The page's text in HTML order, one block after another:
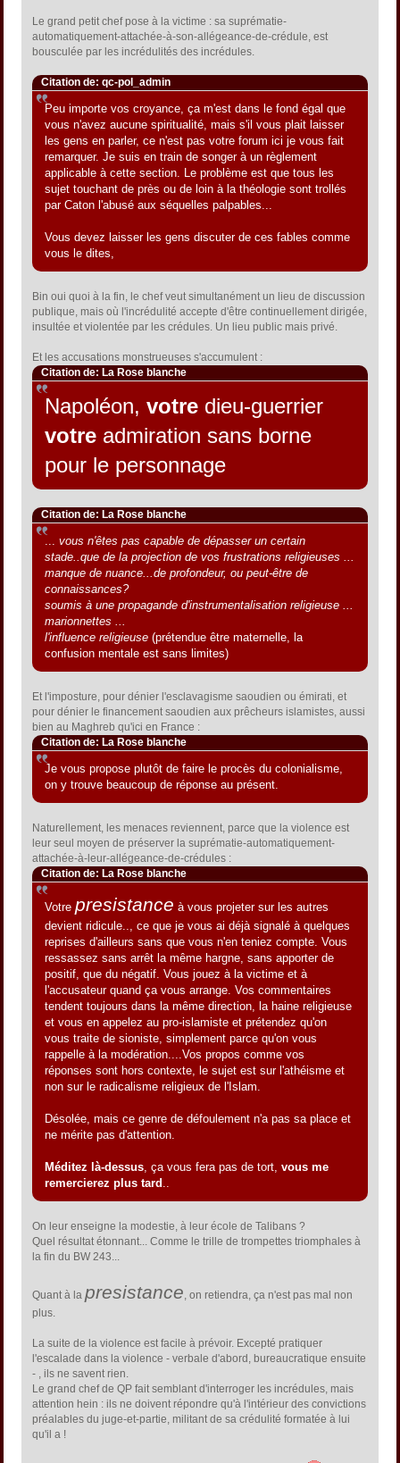
Le grand petit chef pose à la victime : sa suprématie-
automatiquement-attachée-à-son-allégeance-de-crédule, est
bousculée par les incrédulités des incrédules.
Citation de: qc-pol_admin
Peu importe vos croyance, ça m'est dans le fond égal que
vous n'avez aucune spiritualité, mais s'il vous plait laisser
les gens en parler, ce n'est pas votre forum ici je vous fait
remarquer. Je suis en train de songer à un règlement
applicable à cette section. Le problème est que tous les
sujet touchant de près ou de loin à la théologie sont trollés
par Caton l'abusé aux séquelles palpables...
Vous devez laisser les gens discuter de ces fables comme
vous le dites,
Bin oui quoi à la fin, le chef veut simultanément un lieu de discussion
publique, mais où l'incrédulité accepte d'être continuellement dirigée,
insultée et violentée par les crédules. Un lieu public mais privé.
Et les accusations monstrueuses s'accumulent :
Citation de: La Rose blanche
Napoléon,votre dieu-guerrier
votre admiration sans borne
pour le personnage
Citation de: La Rose blanche
...vous n'êtes pas capable de dépasser un certain
stade..que de la projection de vos frustrations religieuses ...
manque de nuance...de profondeur, ou peut-être de
connaissances?
soumis à une propagande d'instrumentalisation religieuse ...
marionnettes ...
l'influence religieuse(prétendue être maternelle, la
confusion mentale est sans limites)
Et l'imposture, pour dénier l'esclavagisme saoudien ou émirati, et
pour dénier le financement saoudien aux prêcheurs islamistes, aussi
bien au Maghreb qu'ici en France :
Citation de: La Rose blanche
Je vous propose plutôt de faire le procès du colonialisme,
on y trouve beaucoup de réponse au présent.
Naturellement, les menaces reviennent, parce que la violence est
leur seul moyen de préserver la suprématie-automatiquement-
attachée-à-leur-allégeance-de-crédules :
Citation de: La Rose blanche
Votrepresistance à vous projeter sur les autres
devient ridicule.., ce que je vous ai déjà signalé à quelques
reprises d'ailleurs sans que vous n'en teniez compte. Vous
ressassez sans arrêt la même hargne, sans apporter de
positif, que du négatif. Vous jouez à la victime et à
l'accusateur quand ça vous arrange. Vos commentaires
tendent toujours dans la même direction, la haine religieuse
et vous en appelez au pro-islamiste et prétendez qu'on
vous traite de sioniste, simplement parce qu'on vous
rappelle à la modération....Vos propos comme vos
réponses sont hors contexte, le sujet est sur l'athéisme et
non sur le radicalisme religieux de l'Islam.
Désolée, mais ce genre de défoulement n'a pas sa place et
ne mérite pas d'attention.
Méditez là-dessus, ça vous fera pas de tort,vous me
remercierez plus tard ..
On leur enseigne la modestie, à leur école de Talibans ?
Quel résultat étonnant... Comme le trille de trompettes triomphales à
la fin du BW 243...
Quant à lapresistance, on retiendra, ça n'est pas mal non
plus.
La suite de la violence est facile à prévoir. Excepté pratiquer
l'escalade dans la violence - verbale d'abord, bureaucratique ensuite
- , ils ne savent rien.
Le grand chef de QP fait semblant d'interroger les incrédules, mais
attention hein : ils ne doivent répondre qu'à l'intérieur des convictions
préalables du juge-et-partie, militant de sa crédulité formatée à lui
qu'il a !